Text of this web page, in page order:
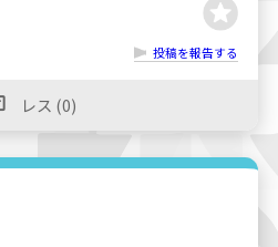
投稿を報告する
レス (0)